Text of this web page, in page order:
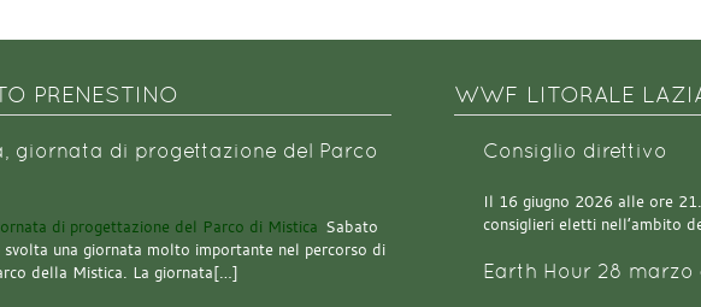
PRENESTINO
giornata di progettazione del Parco
Sabato
una giornata molto importante nel percorso di
della Mistica. La giornata[…]
WWF LITORALE
Consiglio direttivo
Il 16 giugno 2026 alle ore
consiglieri eletti nell’ambito
Earth Hour 28